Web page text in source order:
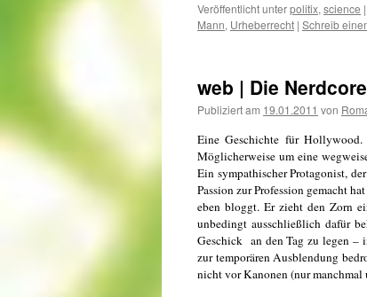
Veröffentlicht unterpolitix, science |
Mann, Urheberrecht | Schreib
web | Die
Publiziert am 19.01.2011 von
Eine Geschichte für Hollywood.
Möglicherweise um eine
Ein sympathischer Protagonist,
Passion zur Profession gemacht
eben bloggt. Er zieht den Zorn
unbedingt ausschließlich dafür
Geschick an den Tag zu legen –
zur temporären Ausblendung
nicht vor Kanonen (nur manchmal